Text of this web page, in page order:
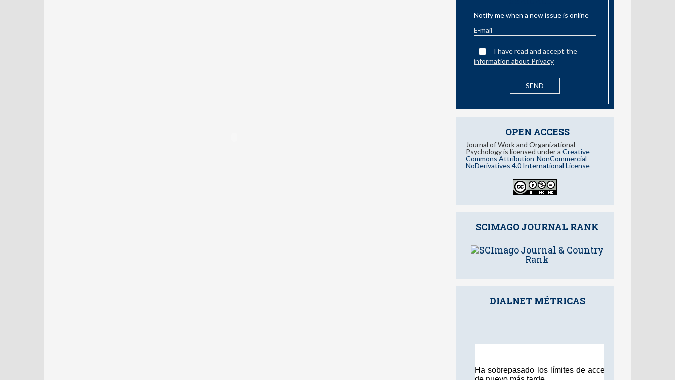
Notify me when a new issue is online
I have read and accept the
information about Privacy
OPEN ACCESS
Journal of Work and Organizational
Psychology is licensed under a Creative
Commons Attribution-NonCommercial-
NoDerivatives 4.0 International License
SCIMAGO JOURNAL RANK
DIALNET MÉTRICAS